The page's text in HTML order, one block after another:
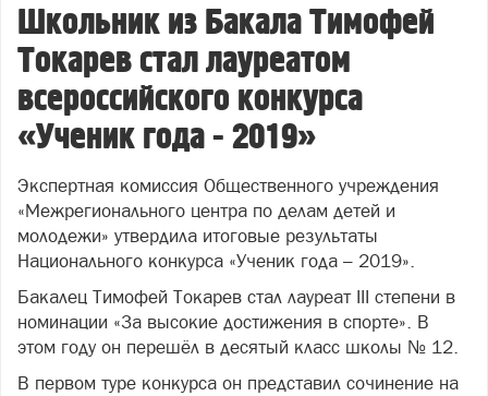
Школьник из Бакала Тимофей
Токарев стал лауреатом
всероссийского конкурса
«Ученик года - 2019»
Экспертная комиссия Общественного учреждения
«Межрегионального центра по делам детей и
молодежи» утвердила итоговые результаты
Национального конкурса «Ученик года – 2019».
Бакалец Тимофей Токарев стал лауреат III степени в
номинации «За высокие достижения в спорте». В
этом году он перешёл в десятый класс школы № 12.
В первом туре конкурса он представил сочинение на